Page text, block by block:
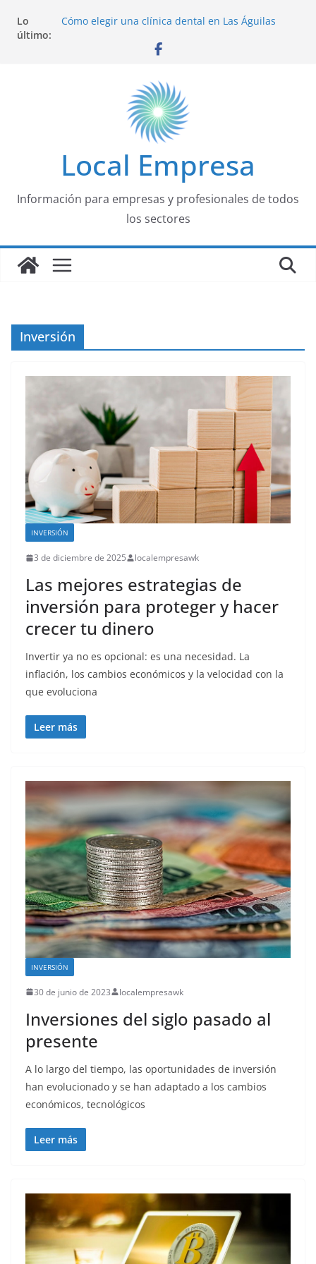
Lo
último:
Cómo elegir una clínica dental en Las Águilas
Turismo activo en Ávila: guía completa para
Las mejores experiencias de aventura en Ávila
Cursos homologados para oposiciones docentes:
guía completa para Infantil, Primaria y
Salud bucodental: problemas más comunes y
Local Empresa
Información para empresas y profesionales de todos
los sectores
Inversión
INVERSIÓN
3 de diciembre de 2025 localempresawk
Las mejores estrategias de
inversión para proteger y hacer
crecer tu dinero
Invertir ya no es opcional: es una necesidad. La
inflación, los cambios económicos y la velocidad con la
que evoluciona
Leer más
INVERSIÓN
30 de junio de 2023 localempresawk
Inversiones del siglo pasado al
presente
A lo largo del tiempo, las oportunidades de inversión
han evolucionado y se han adaptado a los cambios
económicos, tecnológicos
Leer más